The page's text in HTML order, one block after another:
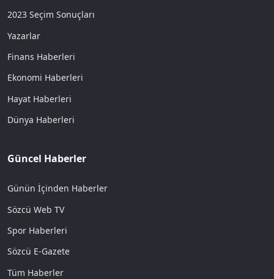
2023 Seçim Sonuçları
Yazarlar
Finans Haberleri
Ekonomi Haberleri
Hayat Haberleri
Dünya Haberleri
Güncel Haberler
Günün İçinden Haberler
Sözcü Web TV
Spor Haberleri
Sözcü E-Gazete
Tüm Haberler